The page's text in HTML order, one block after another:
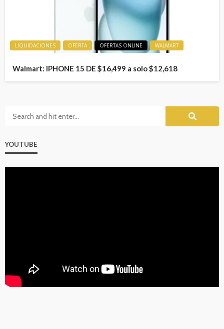
LIQUIDACIONES OFERTA OFERTAS ONLINE WALMART
Walmart: IPHONE 15 DE $16,499 a solo $12,618
YOUTUBE